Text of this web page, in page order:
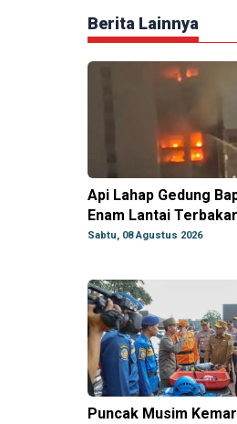
Berita Lainnya
Api Lahap Gedung
Enam Lantai Terbakar
Sabtu, 08 Agustus 2026
Puncak Musim